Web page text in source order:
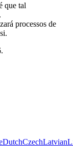
que tal
processos de
DutchCzechLatvian